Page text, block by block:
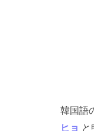
韓国語
ヒョ と